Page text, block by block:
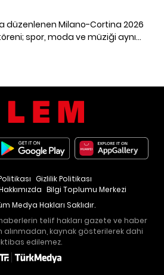
düzenlenen Milano-Cortina 2026
töreni; spor, moda ve müziği aynı
Bilgi Toplumu Merkezi
Gizlilik Politikası
Medya Hakları Saklıdır.
telif hakları gazete ve haber
alınmadan, kaynak gösterilerek dahi
iktibas edilemez.